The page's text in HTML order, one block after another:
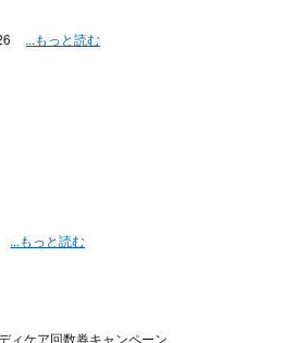
...もっと読む
...もっと読む
ィケア回数券キャンペーン